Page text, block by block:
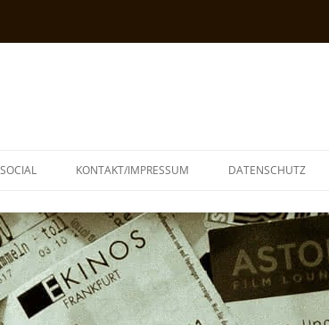
SOCIAL KONTAKT/IMPRESSUM DATENSCHUTZ